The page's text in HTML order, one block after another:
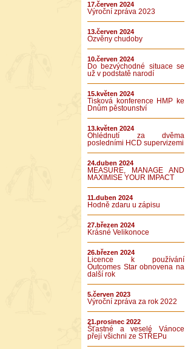
17.červen 2024
Výroční zpráva 2023
13.červen 2024
Ozvěny chudoby
10.červen 2024
Do bezvýchodné situace se
už v podstatě narodí
15.květen 2024
Tisková konference HMP ke
Dnům pěstounství
13.květen 2024
Ohlédnutí za dvěma
posledními HCD supervizemi
24.duben 2024
MEASURE, MANAGE AND
MAXIMISE YOUR IMPACT
11.duben 2024
Hodně zdaru u zápisu
27.březen 2024
Krásné Velikonoce
26.březen 2024
Licence k používání
Outcomes Star obnovena na
další rok
5.červen 2023
Výroční zpráva za rok 2022
21.prosinec 2022
Šťastné a veselé Vánoce
přejí všichni ze STŘEPu